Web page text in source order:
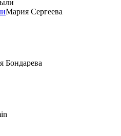
Мария Сергеева
Бондарева